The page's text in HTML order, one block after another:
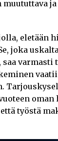
eletään
joka
varmasti
työstä